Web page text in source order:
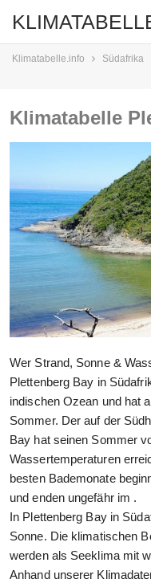
Klimatabelle.info Südafrika
Klimatabelle
Wer Strand, Sonne &
Plettenberg Bay in
indischen Ozean und hat
Sommer. Der auf der
Bay hat seinen Sommer
Wassertemperaturen
besten Bademonate
und enden ungefähr im .
In Plettenberg Bay in
Sonne. Die klimatischen
werden als Seeklima mit
Anhand unserer